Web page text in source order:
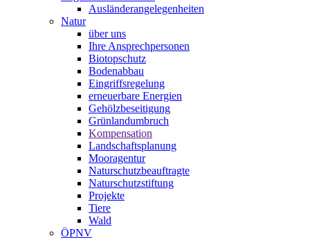
Ausländerangelegenheiten
Natur
über uns
Ihre Ansprechpersonen
Biotopschutz
Bodenabbau
Eingriffsregelung
erneuerbare Energien
Gehölzbeseitigung
Grünlandumbruch
Kompensation
Landschaftsplanung
Mooragentur
Naturschutzbeauftragte
Naturschutzstiftung
Projekte
Tiere
Wald
ÖPNV